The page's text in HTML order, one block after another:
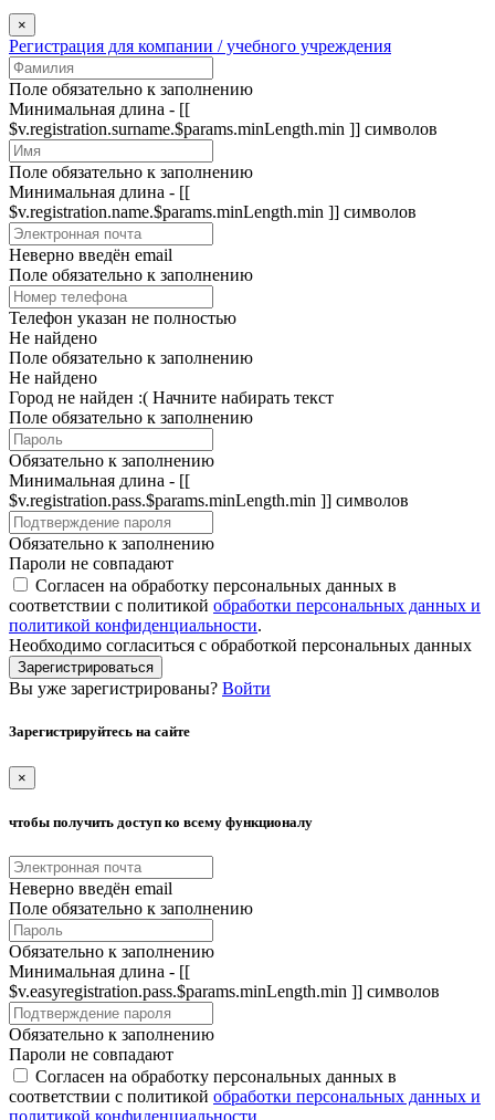
×
Регистрация для компании / учебного учреждения
Поле обязательно к заполнению
Минимальная длина - [[
$v.registration.surname.$params.minLength.min ]] символов
Поле обязательно к заполнению
Минимальная длина - [[
$v.registration.name.$params.minLength.min ]] символов
Неверно введён email
Поле обязательно к заполнению
Телефон указан не полностью
Не найдено
Поле обязательно к заполнению
Не найдено
Город не найден :( Начните набирать текст
Поле обязательно к заполнению
Обязательно к заполнению
Минимальная длина - [[
$v.registration.pass.$params.minLength.min ]] символов
Обязательно к заполнению
Пароли не совпадают
Согласен на обработку персональных данных в
соответствии с политикой обработки персональных данных и
политикой конфиденциальности.
Необходимо согласиться с обработкой персональных данных
Зарегистрироваться
Вы уже зарегистрированы? Войти
Зарегистрируйтесь на сайте
×
чтобы получить доступ ко всему функционалу
Неверно введён email
Поле обязательно к заполнению
Обязательно к заполнению
Минимальная длина - [[
$v.easyregistration.pass.$params.minLength.min ]] символов
Обязательно к заполнению
Пароли не совпадают
Согласен на обработку персональных данных в
соответствии с политикой обработки персональных данных и
политикой конфиденциальности